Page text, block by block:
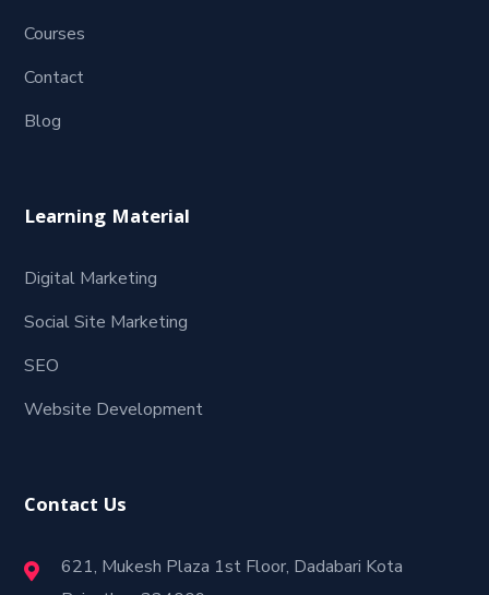
Courses
Contact
Blog
Learning Material
Digital Marketing
Social Site Marketing
SEO
Website Development
Contact Us
621, Mukesh Plaza 1st Floor, Dadabari Kota